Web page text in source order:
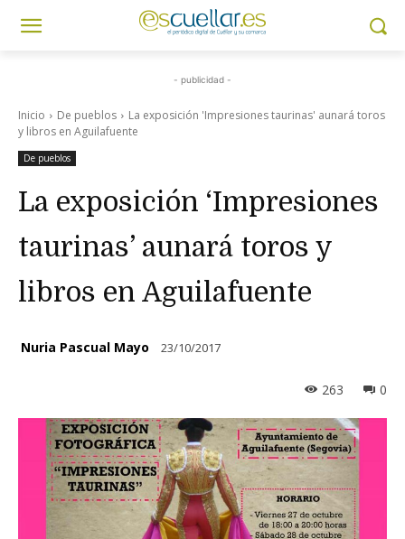
- publicidad -
Inicio De pueblos
La exposición 'Impresiones taurinas' aunará toros
y libros en Aguilafuente
De pueblos
La exposición ‘Impresiones
taurinas’ aunará toros y
libros en Aguilafuente
Nuria Pascual Mayo 23/10/2017
0
263